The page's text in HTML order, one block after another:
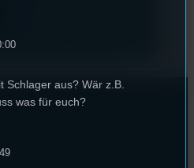
Schlager aus? Wär z.B.
was für euch?